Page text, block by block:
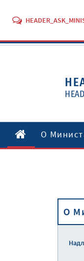
O
O